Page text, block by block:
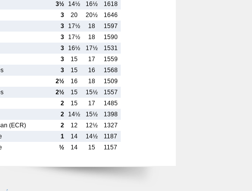
3½ 14½ 16½
1618
3 20 20½
1646
3 17½ 18
1597
3 17½ 18
1590
3 16½ 17½
1531
3 15 17
1559
3 15 16
1568
2½ 16 18
1509
2½ 15 15½
1557
2 15 17
1485
2 14½ 15½
1398
(ECR) 2 12 12½
1327
1 14 14½
1187
½ 14 15 1157